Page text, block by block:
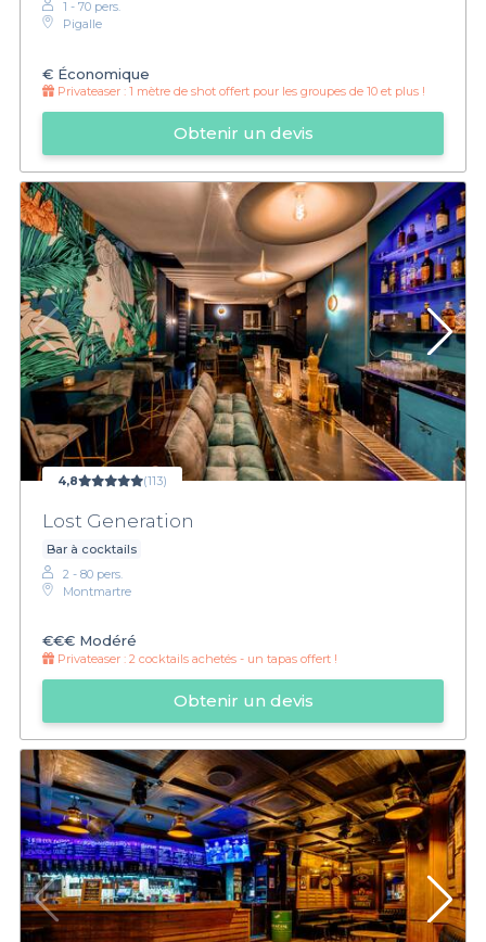
1 - 70 pers.
Pigalle
€ Économique
Privateaser : 1 mètre de shot offert pour les groupes de 10 et plus !
Obtenir un devis
4,8 (113)
Lost Generation
Bar à cocktails
2 - 80 pers.
Montmartre
€€€ Modéré
Privateaser : 2 cocktails achetés - un tapas offert !
Obtenir un devis